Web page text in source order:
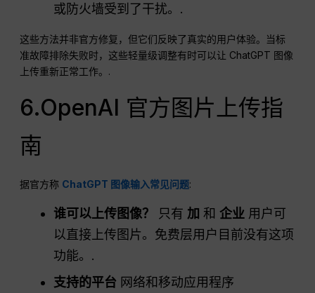
或防火墙受到了干扰。.
这些方法并非官方修复，但它们反映了真实的用户体验。当标
准故障排除失败时，这些轻量级调整有时可以让 ChatGPT 图像
上传重新正常工作。.
6.OpenAI 官方图片上传指
南
据官方称 ChatGPT 图像输入常见问题:
谁可以上传图像？ 只有 加 和企业 用户可
以直接上传图片。免费层用户目前没有这项
功能。.
支持的平台 网络和移动应用程序